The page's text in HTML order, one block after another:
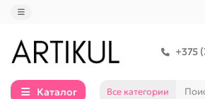
+375
Каталог Все категории